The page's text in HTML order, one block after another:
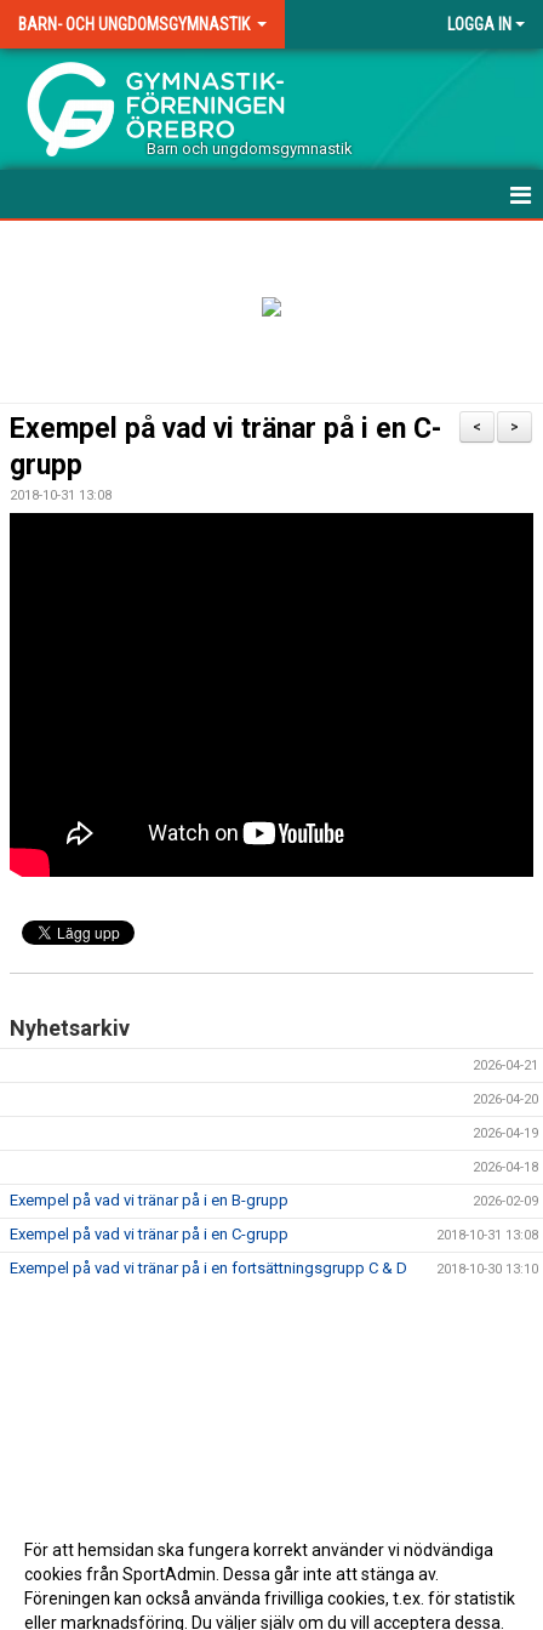
BARN- OCH UNGDOMSGYMNASTIK LOGGA IN
.
Barn och ungdomsgymnastik
KONTAKT
>
<
Exempel på vad vi tränar på i en C-
grupp
2018-10-31 13:08
Nyhetsarkiv
2026-04-21
2026-04-20
2026-04-19
2026-04-18
Exempel på vad vi tränar på i en B-grupp 2026-02-09
Exempel på vad vi tränar på i en C-grupp 2018-10-31 13:08
Exempel på vad vi tränar på i en fortsättningsgrupp C & D 2018-10-30 13:10
För att hemsidan ska fungera korrekt använder vi nödvändiga
cookies från SportAdmin. Dessa går inte att stänga av.
Föreningen kan också använda frivilliga cookies, t.ex. för statistik
eller marknadsföring. Du väljer själv om du vill acceptera dessa.